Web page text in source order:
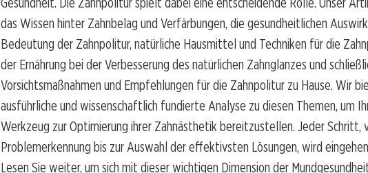
das Wissen hinter Zahnbelag und Verfärbungen, die gesundheitlichen
Bedeutung der Zahnpolitur, natürliche Hausmittel und Techniken für die
der Ernährung bei der Verbesserung des natürlichen Zahnglanzes und
Vorsichtsmaßnahmen und Empfehlungen für die Zahnpolitur zu Hause. Wir
ausführliche und wissenschaftlich fundierte Analyse zu diesen Themen, um
Werkzeug zur Optimierung ihrer Zahnästhetik bereitzustellen. Jeder Schritt,
Problemerkennung bis zur Auswahl der effektivsten Lösungen, wird
Lesen Sie weiter, um sich mit dieser wichtigen Dimension der